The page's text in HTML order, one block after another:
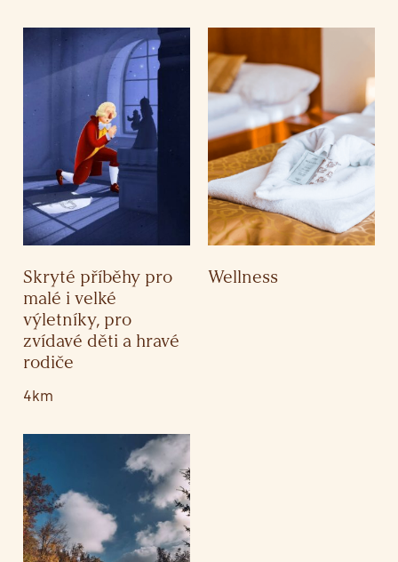
Skryté příběhy pro
malé i velké
výletníky, pro
zvídavé děti a hravé
rodiče
4km
Wellness